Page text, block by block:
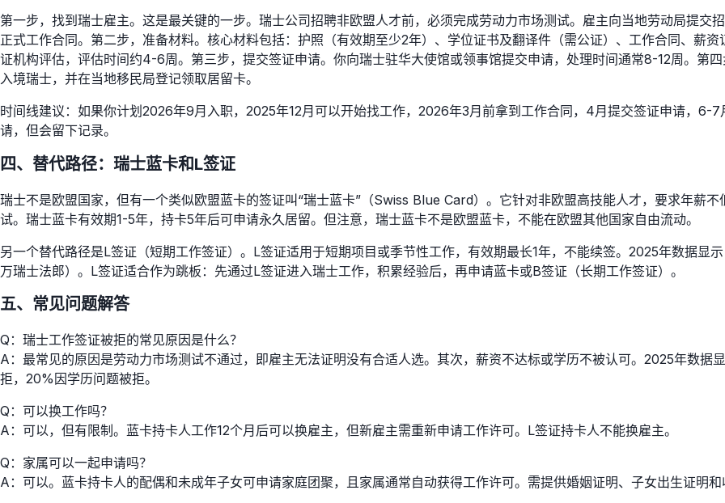
第一步，找到瑞士雇主。这是最关键的一步。瑞士公司招聘非欧盟人才前，必须完成劳动力市场测试。雇主向当地劳动局提
正式工作合同。第二步，准备材料。核心材料包括：护照（有效期至少2年）、学位证书及翻译件（需公证）、工作合同、薪
证机构评估，评估时间约4-6周。第三步，提交签证申请。你向瑞士驻华大使馆或领事馆提交申请，处理时间通常8-12周。第
入境瑞士，并在当地移民局登记领取居留卡。
时间线建议：如果你计划2026年9月入职，2025年12月可以开始找工作，2026年3月前拿到工作合同，4月提交签证申请，6-
请，但会留下记录。
四、替代路径：瑞士蓝卡和L签证
瑞士不是欧盟国家，但有一个类似欧盟蓝卡的签证叫“瑞士蓝卡”（Swiss Blue Card）。它针对非欧盟高技能人才，要求年薪
试。瑞士蓝卡有效期1-5年，持卡5年后可申请永久居留。但注意，瑞士蓝卡不是欧盟蓝卡，不能在欧盟其他国家自由流动。
另一个替代路径是L签证（短期工作签证）。L签证适用于短期项目或季节性工作，有效期最长1年，不能续签。2025年数据显
万瑞士法郎）。L签证适合作为跳板：先通过L签证进入瑞士工作，积累经验后，再申请蓝卡或B签证（长期工作签证）。
五、常见问题解答
Q：瑞士工作签证被拒的常见原因是什么？
A：最常见的原因是劳动力市场测试不通过，即雇主无法证明没有合适人选。其次，薪资不达标或学历不被认可。2025年数
拒，20%因学历问题被拒。
Q：可以换工作吗？
A：可以，但有限制。蓝卡持卡人工作12个月后可以换雇主，但新雇主需重新申请工作许可。L签证持卡人不能换雇主。
Q：家属可以一起申请吗？
A：可以。蓝卡持卡人的配偶和未成年子女可申请家庭团聚，且家属通常自动获得工作许可。需提供婚姻证明、子女出生证明和